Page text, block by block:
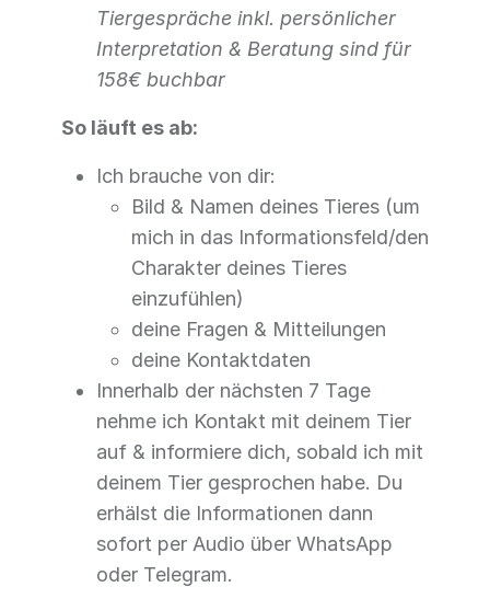
Tiergespräche inkl. persönlicher
Interpretation & Beratung sind für
158€ buchbar
So läuft es ab:
Ich brauche von dir:
Bild & Namen deines Tieres (um
mich in das Informationsfeld/den
Charakter deines Tieres
einzufühlen)
deine Fragen & Mitteilungen
deine Kontaktdaten
Innerhalb der nächsten 7 Tage
nehme ich Kontakt mit deinem Tier
auf & informiere dich, sobald ich mit
deinem Tier gesprochen habe. Du
erhälst die Informationen dann
sofort per Audio über WhatsApp
oder Telegram.